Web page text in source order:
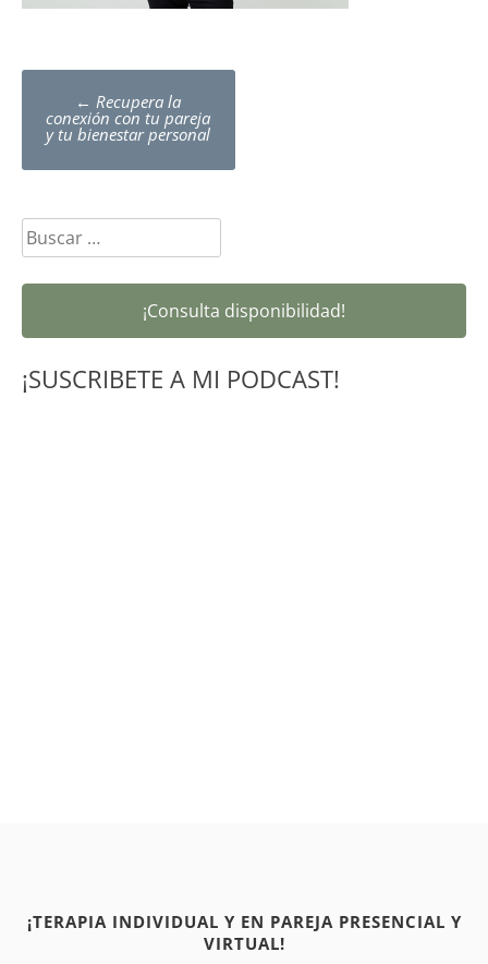
Post
navigation
← Recupera la
conexión con tu pareja
y tu bienestar personal
Buscar:
¡Consulta disponibilidad!
¡SUSCRIBETE A MI PODCAST!
¡TERAPIA INDIVIDUAL Y EN PAREJA PRESENCIAL Y
VIRTUAL!